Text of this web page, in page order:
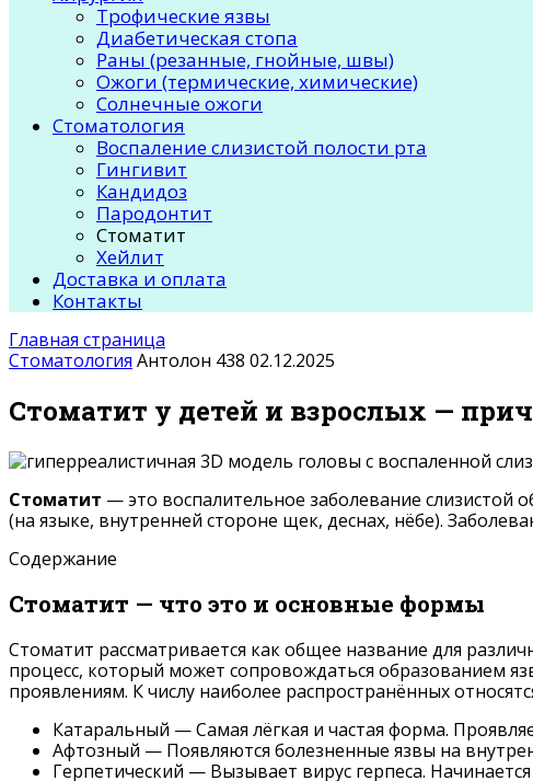
Трофические язвы
Диабетическая стопа
Раны (резанные, гнойные, швы)
Ожоги (термические, химические)
Солнечные ожоги
Стоматология
Воспаление слизистой полости рта
Гингивит
Кандидоз
Пародонтит
Стоматит
Хейлит
Доставка и оплата
Контакты
Главная страница
Стоматология Антолон 438 02.12.2025
Стоматит у детей и взрослых —
Стоматит — это воспалительное заболевание слизистой
(на языке, внутренней стороне щек, деснах, нёбе).
Содержание
Стоматит — что это и основные формы
Стоматит рассматривается как общее название для
процесс, который может сопровождаться образованием
проявлениям. К числу наиболее распространённых
Катаральный — Самая лёгкая и частая форма.
Афтозный — Появляются болезненные язвы на
Герпетический — Вызывает вирус герпеса.